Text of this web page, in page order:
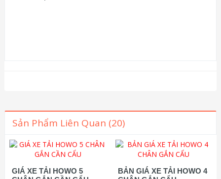
Sản Phẩm Liên Quan (20)
GIÁ XE TẢI HOWO 5
BẢN GIÁ XE TẢI HOWO 4